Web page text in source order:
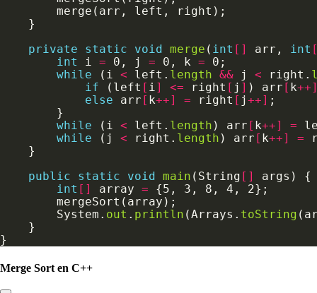
private
static void merge ( int [] arr, int
int
i = 0, j = 0, k =
while (i < left. length && j < right.
if (left [ i] <= right [ j ] ) arr [ k
else arr [ k++] = right [ j++]
while (i < left. length ) arr [ k++] =
while (j < right. length ) arr [ k++] =
public
static void main (String []
int [] array =
        System.
out . println (Arrays. toString
Merge Sort en C++